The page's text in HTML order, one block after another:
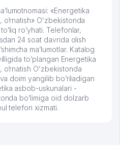
«Energetika
Oʻzbekistonda
ro’yhati. Telefonlar,
24 soat davrida olish
ma’lumotlar. Katalog
to’plangan Energetika
Oʻzbekistonda
doim yangilib bo’riladigan
asbob-uskunalari -
bo’limiga oid dolzarb
telefon xizmati.